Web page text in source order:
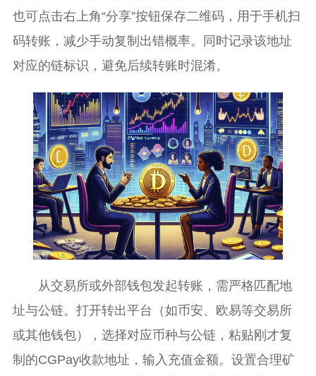
也可点击右上角“分享”按钮保存二维码，用于手机扫
码转账，减少手动复制出错概率。同时记录该地址
对应的链标识，避免后续转账时混淆。
从交易所或外部钱包发起转账，需严格匹配地
址与公链。打开转出平台（如币安、欧易等交易所
或其他钱包），选择对应币种与公链，粘贴刚才复
制的CGPay收款地址，输入充值金额。设置合理矿